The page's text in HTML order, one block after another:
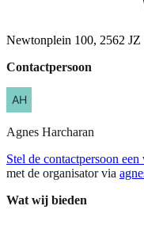
Newtonplein 100, 2562
Contactpersoon
Agnes Harcharan
Stel de contactpersoon een
met de organisator via
Wat wij bieden